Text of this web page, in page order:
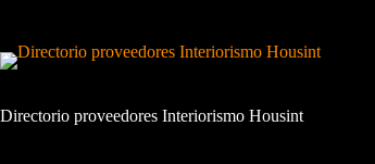
contenido
Directorio proveedores Interiorismo Housint